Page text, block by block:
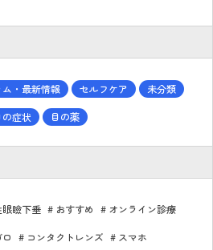
ム・最新情報 セルフケア 未分類
の症状 目の薬
瞼下垂 おすすめ オンライン診療
コンタクトレンズ スマホ